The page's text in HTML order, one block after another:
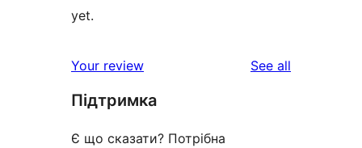
yet.
Your review See all
Підтримка
Є що сказати? Потрібна